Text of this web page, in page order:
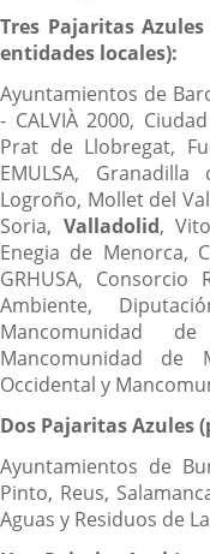
Tres Pajaritas
entidades locales):
Ayuntamientos de
- CALVIÀ 2000,
Prat de Llobregat,
EMULSA,
Logroño, Mollet del
Soria, Valladolid,
Enegia de Menorca,
GRHUSA, Consorcio
Ambiente,
Mancomunidad
Mancomunidad
Occidental y
Dos Pajaritas Azules
Ayuntamientos de
Pinto, Reus,
Aguas y Residuos de